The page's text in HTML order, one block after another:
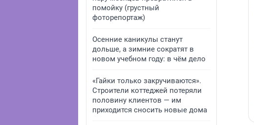
помойку (грустный
фоторепортаж)
Осенние каникулы станут
дольше, а зимние сократят в
новом учебном году: в чём дело
«Гайки только закручиваются».
Строители коттеджей потеряли
половину клиентов — им
приходится сносить новые дома